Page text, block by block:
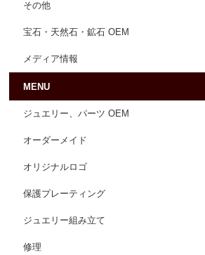
その他
宝石・天然石・鉱石 OEM
メディア情報
MENU
ジュエリー、パーツ OEM
オーダーメイド
オリジナルロゴ
保護プレーティング
ジュエリー組み立て
修理